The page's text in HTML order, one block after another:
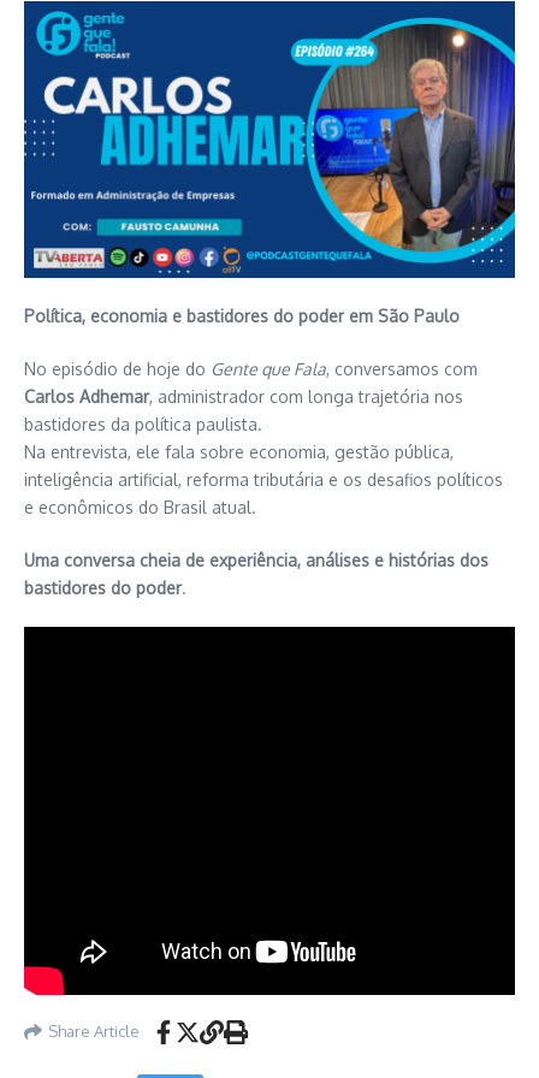
Política, economia e bastidores do poder em São Paulo
No episódio de hoje do Gente que Fala, conversamos com
Carlos Adhemar, administrador com longa trajetória nos
bastidores da política paulista.
Na entrevista, ele fala sobre economia, gestão pública,
inteligência artificial, reforma tributária e os desafios políticos
e econômicos do Brasil atual.
Uma conversa cheia de experiência, análises e histórias dos
bastidores do poder.
Share Article